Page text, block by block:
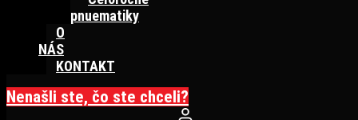
pnuematiky
O
NÁS
KONTAKT
Nenašli ste, čo ste chceli?